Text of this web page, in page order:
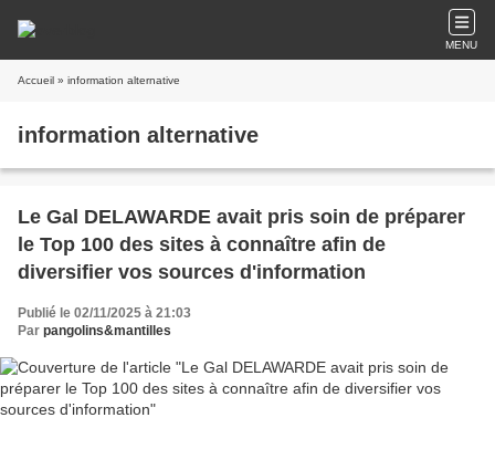
MENU
Accueil » information alternative
information alternative
Le Gal DELAWARDE avait pris soin de préparer
le Top 100 des sites à connaître afin de
diversifier vos sources d'information
Publié le 02/11/2025 à 21:03
Par pangolins&mantilles